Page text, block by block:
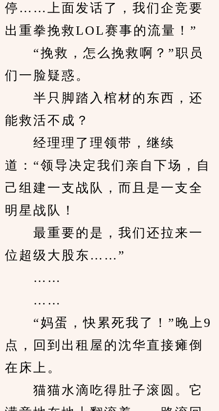
停……上面发话了，我们企竞要
出重拳挽救LOL赛事的流量！”
“挽救，怎么挽救啊？”职员
们一脸疑惑。
半只脚踏入棺材的东西，还
能救活不成？
经理理了理领带，继续
道：“领导决定我们亲自下场，自
己组建一支战队，而且是一支全
明星战队！
最重要的是，我们还拉来一
位超级大股东……”
……
……
“妈蛋，快累死我了！”晚上9
点，回到出租屋的沈华直接瘫倒
在床上。
猫猫水滴吃得肚子滚圆。它